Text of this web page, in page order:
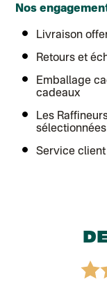
Nos
Livraison
Retours et
Emballage
cadeaux
Les
Service